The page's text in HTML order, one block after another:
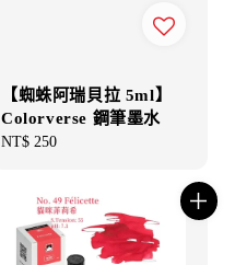
【蜘蛛阿瑞貝拉 5ml】
Colorverse 鋼筆墨水
Regular
NT$ 250